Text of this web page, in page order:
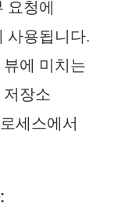
요청에
사용됩니다.
에 미치는
장소
세스에서